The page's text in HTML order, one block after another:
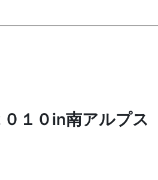
１０in南アルプス